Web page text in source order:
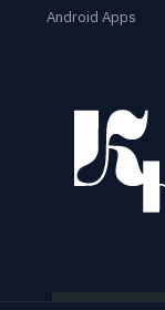
Android Apps